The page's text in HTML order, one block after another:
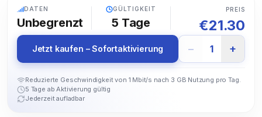
DATEN
Unbegrenzt
GÜLTIGKEIT
5 Tage
PREIS
€21.30
Jetzt kaufen – Sofortaktivierung − 1 +
Reduzierte Geschwindigkeit von 1 Mbit/s nach 3 GB Nutzung pro Tag.
5 Tage ab Aktivierung gültig
Jederzeit aufladbar